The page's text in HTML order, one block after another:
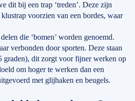
dit bij een trap ‘treden’. Deze zijn
voorzien van een bordes, waar
die ‘bomen’ worden genoemd.
verbonden door sporten. Deze staan
graden), dit zorgt voor fijner werken op
om hoger te werken dan een
met glijhaken en beugels.